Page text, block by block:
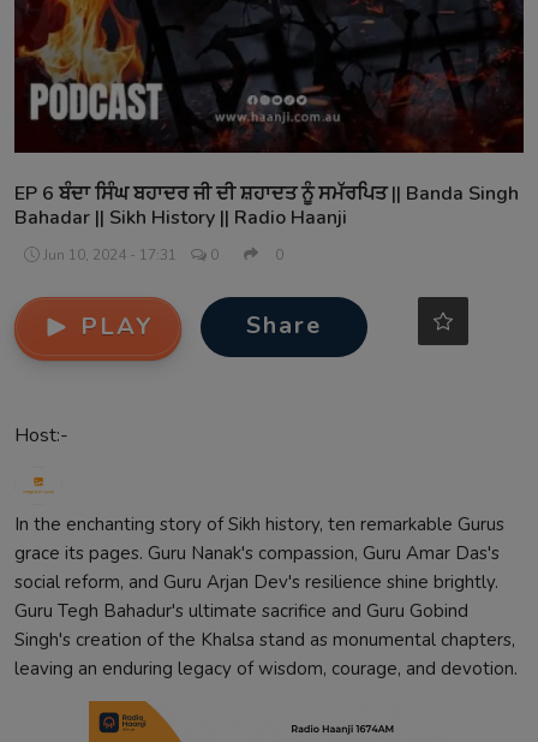
Contact
EP 6 ਬੰਦਾ ਸਿੰਘ ਬਹਾਦਰ ਜੀ ਦੀ ਸ਼ਹਾਦਤ ਨੂੰ ਸਮੱਰਪਿਤ || Banda Singh
Bahadar || Sikh History || Radio Haanji
Jun 10, 2024 - 17:31 0 0
PLAY Share
Host:-
In the enchanting story of Sikh history, ten remarkable Gurus
grace its pages. Guru Nanak's compassion, Guru Amar Das's
social reform, and Guru Arjan Dev's resilience shine brightly.
Guru Tegh Bahadur's ultimate sacrifice and Guru Gobind
Singh's creation of the Khalsa stand as monumental chapters,
leaving an enduring legacy of wisdom, courage, and devotion.